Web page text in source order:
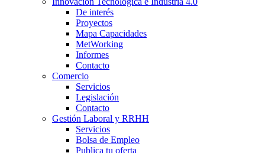
De interés
Proyectos
Mapa Capacidades
MetWorking
Informes
Contacto
Comercio
Servicios
Legislación
Contacto
Gestión Laboral y RRHH
Servicios
Bolsa de Empleo
Publica tu oferta